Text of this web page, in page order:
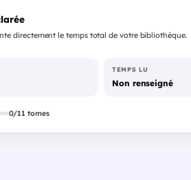
directement le temps total de votre bibliothèque.
TEMPS LU
Non renseigné
0/11 tomes